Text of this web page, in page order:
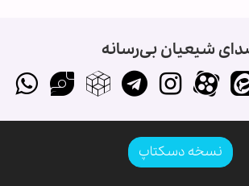
شیعیان بی‌رسانه
نسخه دسکتاپ